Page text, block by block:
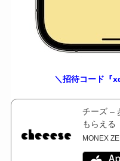
＼招待コード『
チーズ –
もらえる
MONEX